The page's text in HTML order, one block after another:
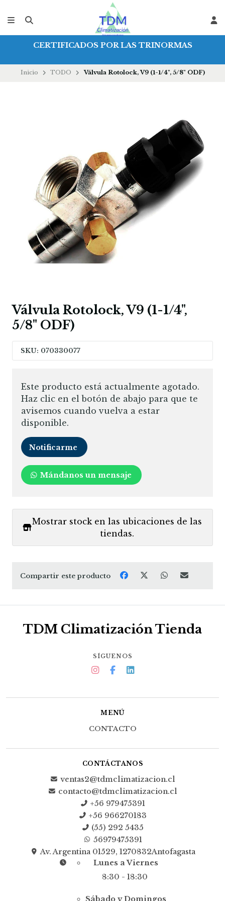
CERTIFICADOS POR LAS TRINORMAS
Inicio TODO Válvula Rotolock, V9 (1-1/4", 5/8" ODF)
Válvula Rotolock, V9 (1-1/4",
5/8" ODF)
SKU: 070330077
Este producto está actualmente agotado.
Haz clic en el botón de abajo para que te
avisemos cuando vuelva a estar
disponible.
Notificarme
Mándanos un mensaje
Mostrar stock en las ubicaciones de las
tiendas.
Compartir este producto
TDM Climatización Tienda
SÍGUENOS
MENÚ
CONTACTO
CONTÁCTANOS
ventas2@tdmclimatizacion.cl
contacto@tdmclimatizacion.cl
+56 979475391
+56 966270183
(55) 292 5435
56979475391
Av. Argentina 01529, 1270832Antofagasta
Lunes a Viernes
8:30 - 18:30
Sábado y Domingos